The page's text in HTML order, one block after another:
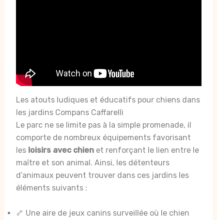
Les atouts ludiques et éducatifs pour chiens dans
les jardins Compans Caffarelli
Le parc ne se limite pas à la simple promenade, il
comporte de nombreux équipements favorisant
les loisirs avec chienet renforçant le lien entre le
maître et son animal. Ainsi, les détenteurs
d’animaux peuvent trouver dans ces jardins les
éléments suivants :
🦴 Une aire de jeux canins surveillée où le chien